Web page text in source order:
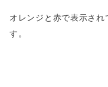
オレンジと赤で表示さ
す。